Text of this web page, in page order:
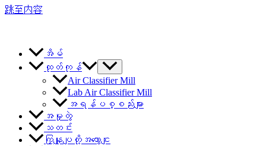
跳至内容
အိမ်
ထုတ်ကုန်
Air Classifier Mill
Lab Air Classifier Mill
အရန်ပစ္စည်းများ
အမှုတွဲ
သတင်း
ကြှနျုပျတို့အကွောငျး